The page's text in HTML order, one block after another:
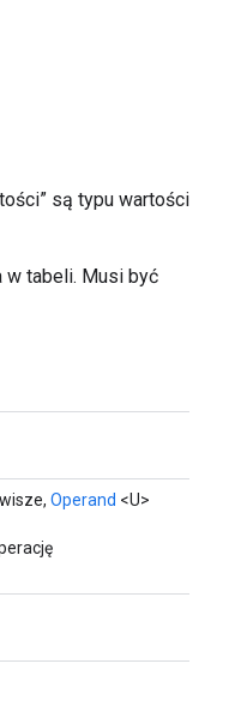
są typu wartości
w tabeli. Musi być
Operand <U>